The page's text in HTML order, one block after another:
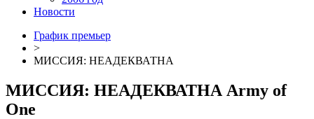
Новости
График премьер
>
МИССИЯ: НЕАДЕКВАТНА
МИССИЯ: НЕАДЕКВАТНА Army of
One